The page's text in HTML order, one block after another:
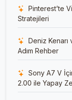
Pinterest’te
Stratejileri
Deniz Kenarı
Adım Rehber
Sony A7 V
2.00 ile Yapay